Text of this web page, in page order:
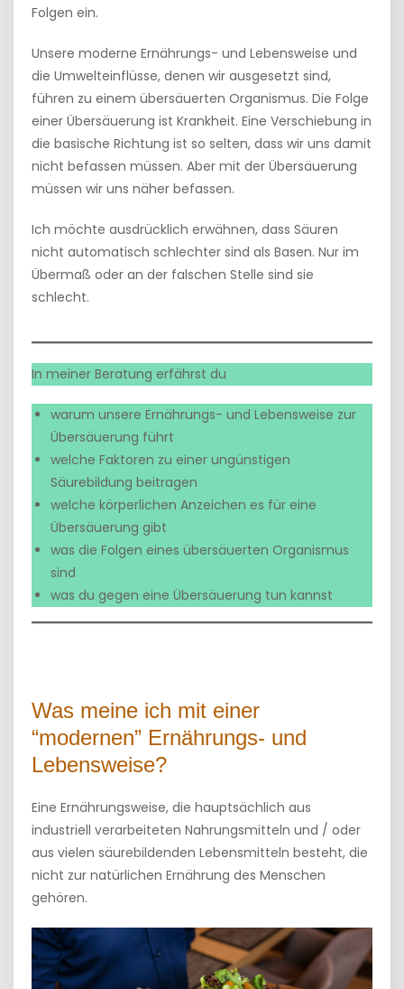
Folgen ein.
Unsere moderne Ernährungs- und Lebensweise und
die Umwelteinflüsse, denen wir ausgesetzt sind,
führen zu einem übersäuerten Organismus. Die Folge
einer Übersäuerung ist Krankheit. Eine Verschiebung in
die basische Richtung ist so selten, dass wir uns damit
nicht befassen müssen. Aber mit der Übersäuerung
müssen wir uns näher befassen.
Ich möchte ausdrücklich erwähnen, dass Säuren
nicht automatisch schlechter sind als Basen. Nur im
Übermaß oder an der falschen Stelle sind sie
schlecht.
In meiner Beratung erfährst du
warum unsere Ernährungs- und Lebensweise zur
Übersäuerung führt
welche Faktoren zu einer ungünstigen
Säurebildung beitragen
welche körperlichen Anzeichen es für eine
Übersäuerung gibt
was die Folgen eines übersäuerten Organismus
sind
was du gegen eine Übersäuerung tun kannst
Was meine ich mit einer
“modernen” Ernährungs- und
Lebensweise?
Eine Ernährungsweise, die hauptsächlich aus
industriell verarbeiteten Nahrungsmitteln und / oder
aus vielen säurebildenden Lebensmitteln besteht, die
nicht zur natürlichen Ernährung des Menschen
gehören.